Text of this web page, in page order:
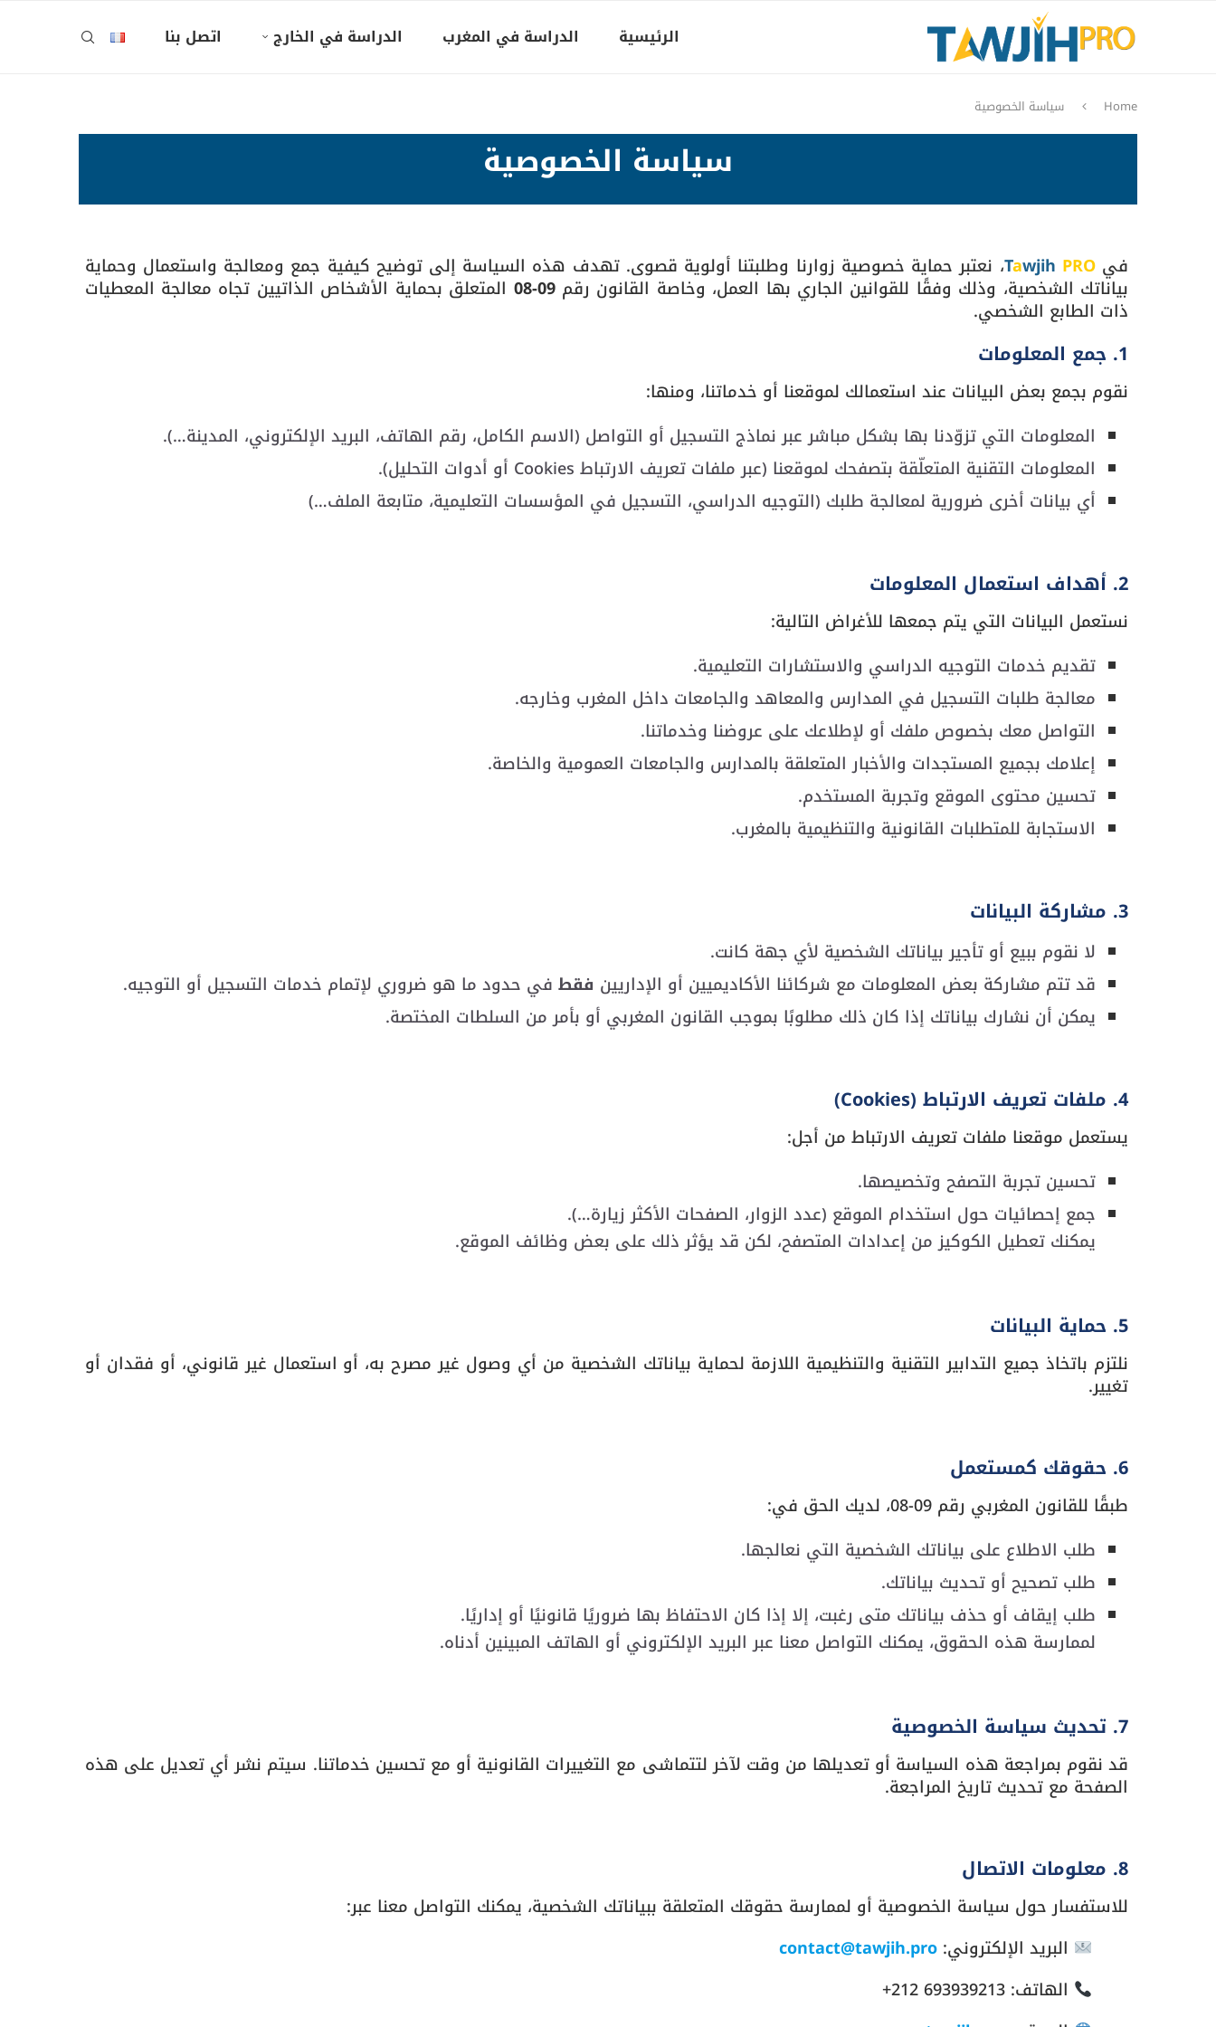
الرئيسية الدراسة في المغرب الدراسة في الخارج اتصل بنا
Home سياسة الخصوصية
سياسة الخصوصية
في Tawjih PRO ، نعتبر حماية خصوصية زوارنا وطلبتنا أولوية قصوى. تهدف هذه السياسة إلى توضيح كيفية جمع ومعالجة واستعمال وحماية
بياناتك الشخصية، وذلك وفقًا للقوانين الجاري بها العمل، وخاصة القانون رقم09-08 المتعلق بحماية الأشخاص الذاتيين تجاه معالجة المعطيات
ذات الطابع الشخصي.
1. جمع المعلومات
نقوم بجمع بعض البيانات عند استعمالك لموقعنا أو خدماتنا، ومنها:
المعلومات التي تزوّدنا بها بشكل مباشر عبر نماذج التسجيل أو التواصل (الاسم الكامل، رقم الهاتف، البريد الإلكتروني، المدينة…).
المعلومات التقنية المتعلّقة بتصفحك لموقعنا (عبر ملفات تعريف الارتباط Cookies أو أدوات التحليل).
أي بيانات أخرى ضرورية لمعالجة طلبك (التوجيه الدراسي، التسجيل في المؤسسات التعليمية، متابعة الملف…)
2. أهداف استعمال المعلومات
نستعمل البيانات التي يتم جمعها للأغراض التالية:
تقديم خدمات التوجيه الدراسي والاستشارات التعليمية.
معالجة طلبات التسجيل في المدارس والمعاهد والجامعات داخل المغرب وخارجه.
التواصل معك بخصوص ملفك أو لإطلاعك على عروضنا وخدماتنا.
إعلامك بجميع المستجدات والأخبار المتعلقة بالمدارس والجامعات العمومية والخاصة.
تحسين محتوى الموقع وتجربة المستخدم.
الاستجابة للمتطلبات القانونية والتنظيمية بالمغرب.
3. مشاركة البيانات
لا نقوم ببيع أو تأجير بياناتك الشخصية لأي جهة كانت.
قد تتم مشاركة بعض المعلومات مع شركائنا الأكاديميين أو الإداريين فقط في حدود ما هو ضروري لإتمام خدمات التسجيل أو التوجيه.
يمكن أن نشارك بياناتك إذا كان ذلك مطلوبًا بموجب القانون المغربي أو بأمر من السلطات المختصة.
4. ملفات تعريف الارتباط (Cookies)
يستعمل موقعنا ملفات تعريف الارتباط من أجل:
تحسين تجربة التصفح وتخصيصها.
جمع إحصائيات حول استخدام الموقع (عدد الزوار، الصفحات الأكثر زيارة…).
يمكنك تعطيل الكوكيز من إعدادات المتصفح، لكن قد يؤثر ذلك على بعض وظائف الموقع.
5. حماية البيانات
نلتزم باتخاذ جميع التدابير التقنية والتنظيمية اللازمة لحماية بياناتك الشخصية من أي وصول غير مصرح به، أو استعمال غير قانوني، أو فقدان أو
تغيير.
6. حقوقك كمستعمل
طبقًا للقانون المغربي رقم 09-08، لديك الحق في:
طلب الاطلاع على بياناتك الشخصية التي نعالجها.
طلب تصحيح أو تحديث بياناتك.
طلب إيقاف أو حذف بياناتك متى رغبت، إلا إذا كان الاحتفاظ بها ضروريًا قانونيًا أو إداريًا.
لممارسة هذه الحقوق، يمكنك التواصل معنا عبر البريد الإلكتروني أو الهاتف المبينين أدناه.
7. تحديث سياسة الخصوصية
قد نقوم بمراجعة هذه السياسة أو تعديلها من وقت لآخر لتتماشى مع التغييرات القانونية أو مع تحسين خدماتنا. سيتم نشر أي تعديل على هذه
الصفحة مع تحديث تاريخ المراجعة.
8. معلومات الاتصال
للاستفسار حول سياسة الخصوصية أو لممارسة حقوقك المتعلقة ببياناتك الشخصية، يمكنك التواصل معنا عبر:
البريد الإلكتروني:contact@tawjih.pro
الهاتف:+212 693939213